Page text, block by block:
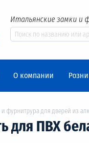
Итальянские замки и
О компании
и фурнитрура для дверей из
для ПВХ